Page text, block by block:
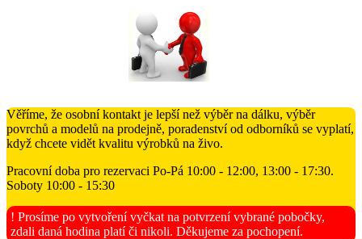
Věříme, že osobní kontakt je lepší než výběr na dálku, výběr
povrchů a modelů na prodejně, poradenství od odborníků se vyplatí,
když chcete vidět kvalitu výrobků na živo.
Pracovní doba pro rezervaci Po-Pá 10:00 - 12:00, 13:00 - 17:30.
Soboty 10:00 - 15:30
! Prosíme po vytvoření vyčkat na potvrzení vybrané pobočky,
zdali daná hodina platí či nikoli. Děkujeme za pochopení.